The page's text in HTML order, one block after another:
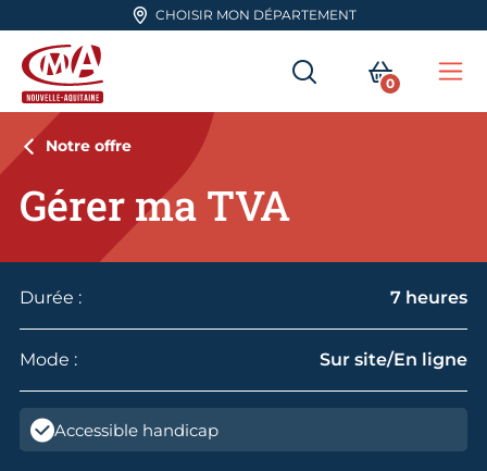
Aller en haut de pageCHOISIR MON DÉPARTEMENT
CMA Nouvelle-Aquitaine
RECHERCHER
MON
0
Notre offre
Gérer ma TVA
Durée : 7 heures
Mode : Sur site/En ligne
Accessible handicap